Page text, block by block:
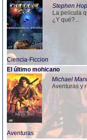
Stephen
La película
¿Y qué?...
Ciencia-Ficcion
El último mohicano
Michael
Aventuras y
Aventuras